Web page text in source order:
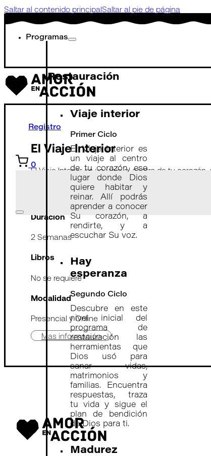
Saltar al contenido principalSaltar al pie de página
Programas
Restauración
Viaje interior
Primer Ciclo
El Viaje Interior es
un viaje al centro
de tu corazón, ese
lugar donde Dios
quiere habitar y
reinar. Allí podrás
aprender a conocer
Su corazón, a
rendirte, y a
escuchar Su voz.
Hay
esperanza
Segundo Ciclo
Descubre en este
nivel inicial del
programa de
restauración las
herramientas que
Dios usó para
sanar vidas,
matrimonios y
familias. Encuentra
respuestas, traza
tu vida y sigue el
plan de bendición
de Dios para ti.
Madurez
Registro
0
El Viaje Interior
El Viaje Interior es un viaje al centro de tu
conocer Su corazón, a rendirte, y a escuchar Su
puede darle sentido a tu historia y a tu vida
Duración
2 Semanas
Libros
No se requiere
Modalidad
Presencial y Online
Mas información